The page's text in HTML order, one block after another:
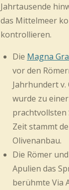
Jahrtausende
das Mittelmeer
kontrollieren.
Die Magna
vor den
Jahrhundert v.
wurde zu
prachtvollsten
Zeit stammt
Olivenanbau.
Die Römer
Apulien das
berühmte Via